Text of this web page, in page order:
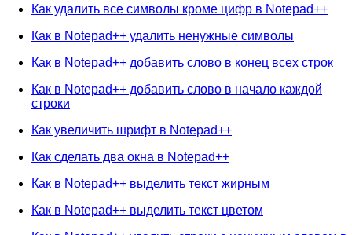
Как удалить все символы кроме цифр в Notepad++
Как в Notepad++ удалить ненужные символы
Как в Notepad++ добавить слово в конец всех строк
Как в Notepad++ добавить слово в начало каждой
строки
Как увеличить шрифт в Notepad++
Как сделать два окна в Notepad++
Как в Notepad++ выделить текст жирным
Как в Notepad++ выделить текст цветом